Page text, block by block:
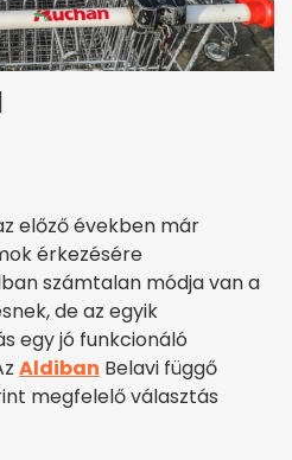
előző években már
érkezésére
számtalan módja van a
de az egyik
egy jó funkcionáló
Aldiban Belavi függő
megfelelő választás